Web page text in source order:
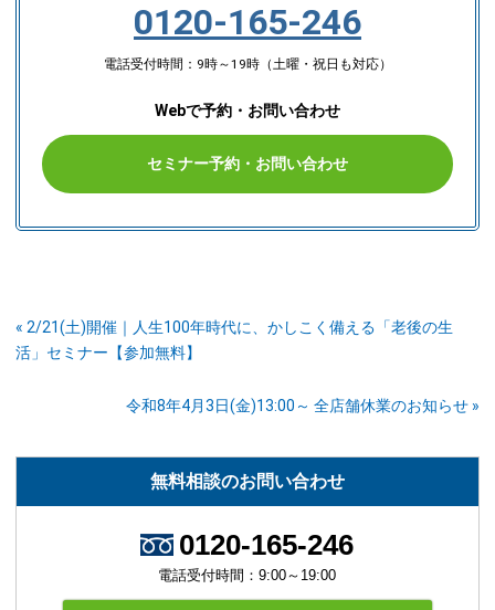
0120-165-246
電話受付時間：9時～19時（土曜・祝日も対応）
Webで予約・お問い合わせ
セミナー予約・お問い合わせ
« 2/21(土)開催｜人生100年時代に、かしこく備える「老後の生
活」セミナー【参加無料】
令和8年4月3日(金)13:00～ 全店舗休業のお知らせ »
無料相談のお問い合わせ
0120-165-246
電話受付時間：9:00～19:00